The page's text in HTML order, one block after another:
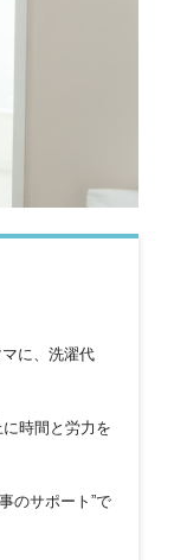
に、洗濯代
時間と労力を
のサポート”で